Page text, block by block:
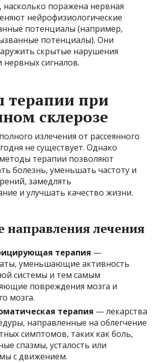
поражена нервная
нейрофизиологические
потенциалы (например,
потенциалы). Они
скрытые нарушения
сигналов.
терапии при
склерозе
излечения от рассеянного
не существует. Однако
терапии позволяют
болезнь, уменьшать частоту и
замедлять
и улучшать качество жизни.
направления лечения
терапия —
уменьшающие активность
системы и тем самым
повреждения мозга и
мозга.
терапия — лекарства
направленные на облегчение
симптомов, таких как боль,
спазмы, усталость или
с движением.